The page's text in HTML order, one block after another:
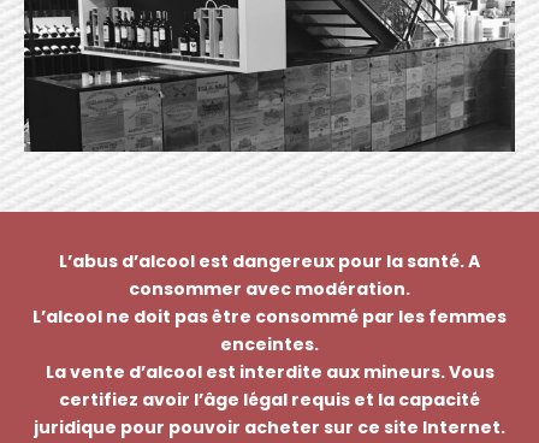
L’abus d’alcool est dangereux pour la santé. A
consommer avec modération.
L’alcool ne doit pas être consommé par les femmes
enceintes.
La vente d’alcool est interdite aux mineurs. Vous
certifiez avoir l’âge légal requis et la capacité
juridique pour pouvoir acheter sur ce site Internet.